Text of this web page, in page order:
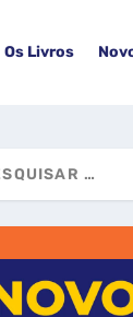
Os Livros